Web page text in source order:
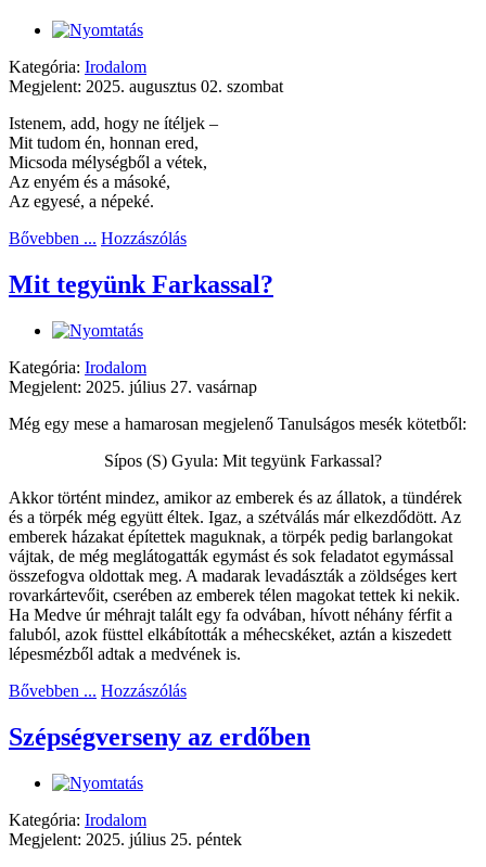
Kategória: Irodalom
Megjelent: 2025. augusztus 02. szombat
Istenem, add, hogy ne ítéljek –
Mit tudom én, honnan ered,
Micsoda mélységből a vétek,
Az enyém és a másoké,
Az egyesé, a népeké.
Bővebben ... Hozzászólás
Mit tegyünk Farkassal?
Kategória: Irodalom
Megjelent: 2025. július 27. vasárnap
Még egy mese a hamarosan megjelenő Tanulságos mesék kötetből:
Sípos (S) Gyula: Mit tegyünk Farkassal?
Akkor történt mindez, amikor az emberek és az állatok, a tündérek
és a törpék még együtt éltek. Igaz, a szétválás már elkezdődött. Az
emberek házakat építettek maguknak, a törpék pedig barlangokat
vájtak, de még meglátogatták egymást és sok feladatot egymással
összefogva oldottak meg. A madarak levadászták a zöldséges kert
rovarkártevőit, cserében az emberek télen magokat tettek ki nekik.
Ha Medve úr méhrajt talált egy fa odvában, hívott néhány férfit a
faluból, azok füsttel elkábították a méhecskéket, aztán a kiszedett
lépesmézből adtak a medvének is.
Bővebben ... Hozzászólás
Szépségverseny az erdőben
Kategória: Irodalom
Megjelent: 2025. július 25. péntek